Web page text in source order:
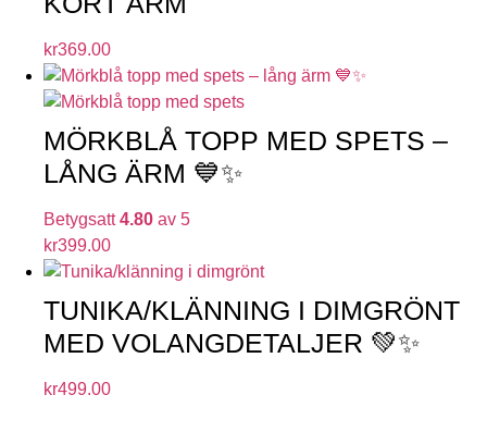
kr369.00
MÖRKBLÅ TOPP MED SPETS –
LÅNG ÄRM 💙✨
Betygsatt4.80 av 5
kr399.00
TUNIKA/KLÄNNING I DIMGRÖNT
MED VOLANGDETALJER 💚✨
kr499.00